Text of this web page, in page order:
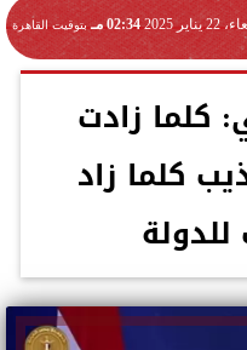
يناير 2025 02:34 مـ بتوقيت القاهرة
كلما زادت
كلما زاد